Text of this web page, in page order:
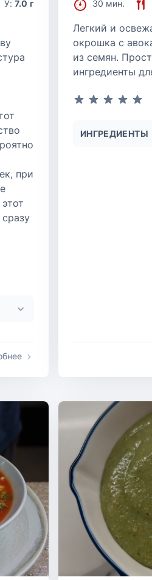
У:7.0 г
при
30 мин.
Легкий и
окрошка с
из семян.
ингредиенты
ИНГРЕДИЕНТЫ